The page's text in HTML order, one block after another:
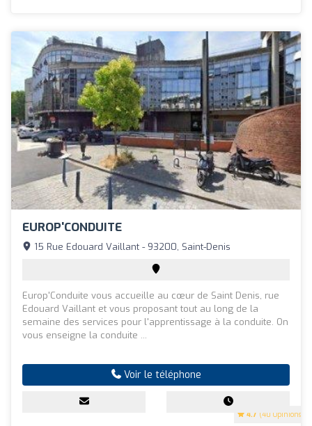
EUROP'CONDUITE
4.7 (40 Opinions)
15 Rue Edouard Vaillant - 93200, Saint-Denis
Europ'Conduite vous accueille au cœur de Saint Denis, rue
Edouard Vaillant et vous proposant tout au long de la
semaine des services pour l'apprentissage à la conduite. On
vous enseigne la conduite ...
Voir le téléphone